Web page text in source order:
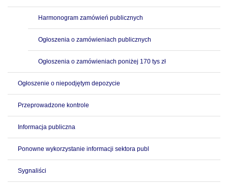
Harmonogram zamówień publicznych
Ogłoszenia o zamówieniach publicznych
Ogłoszenia o zamówieniach poniżej 170 tys zł
Ogłoszenie o niepodjętym depozycie
Przeprowadzone kontrole
Informacja publiczna
Ponowne wykorzystanie informacji sektora publ
Sygnaliści